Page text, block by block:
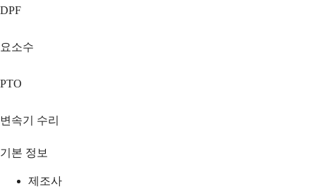
DPF
요소수
PTO
변속기 수리
기본 정보
제조사